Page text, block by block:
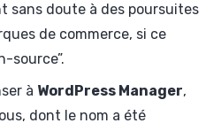
sans doute à des poursuites
de commerce, si ce
source”.
à WordPress Manager,
dont le nom a été